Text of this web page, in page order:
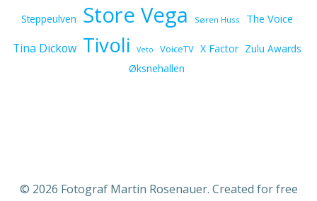
Steppeulven Store Vega Søren Huss The Voice
Tina Dickow Tivoli Veto VoiceTV X Factor Zulu Awards
Øksnehallen
© 2026 Fotograf Martin Rosenauer. Created for free